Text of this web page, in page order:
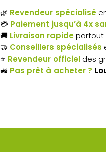
STIHL
RME
235
🌿 Revendeur spécialisé
💳 Paiement jusqu’à 4x
🚚 Livraison rapidepartout
🤝 Conseillers spécialisés
⭐ Revendeur officieldes
🚜 Pas prêt à acheter ?